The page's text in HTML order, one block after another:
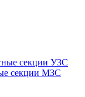
секции УЗС
секции МЗС